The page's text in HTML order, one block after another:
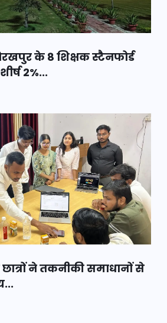
के 8 शिक्षक स्टैनफोर्ड
2%...
ने तकनीकी समाधानों से